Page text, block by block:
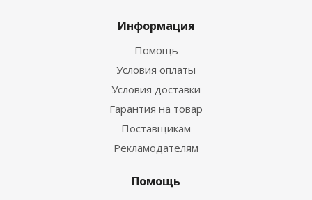
Информация
Помощь
Условия оплаты
Условия доставки
Гарантия на товар
Поставщикам
Рекламодателям
Помощь